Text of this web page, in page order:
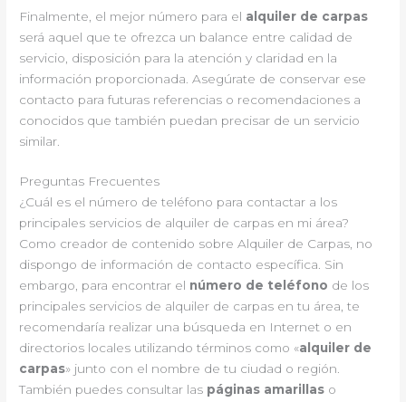
Finalmente, el mejor número para el alquiler de carpas
será aquel que te ofrezca un balance entre calidad de
servicio, disposición para la atención y claridad en la
información proporcionada. Asegúrate de conservar ese
contacto para futuras referencias o recomendaciones a
conocidos que también puedan precisar de un servicio
similar.
Preguntas Frecuentes
¿Cuál es el número de teléfono para contactar a los
principales servicios de alquiler de carpas en mi área?
Como creador de contenido sobre Alquiler de Carpas, no
dispongo de información de contacto específica. Sin
embargo, para encontrar el número de teléfono de los
principales servicios de alquiler de carpas en tu área, te
recomendaría realizar una búsqueda en Internet o en
directorios locales utilizando términos como «alquiler de
carpas» junto con el nombre de tu ciudad o región.
También puedes consultar las páginas amarillas o